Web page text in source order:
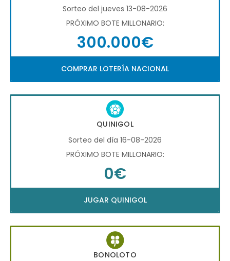
Sorteo del jueves 13-08-2026
PRÓXIMO BOTE MILLONARIO:
300.000€
COMPRAR LOTERÍA NACIONAL
QUINIGOL
Sorteo del día 16-08-2026
PRÓXIMO BOTE MILLONARIO:
0€
JUGAR QUINIGOL
BONOLOTO